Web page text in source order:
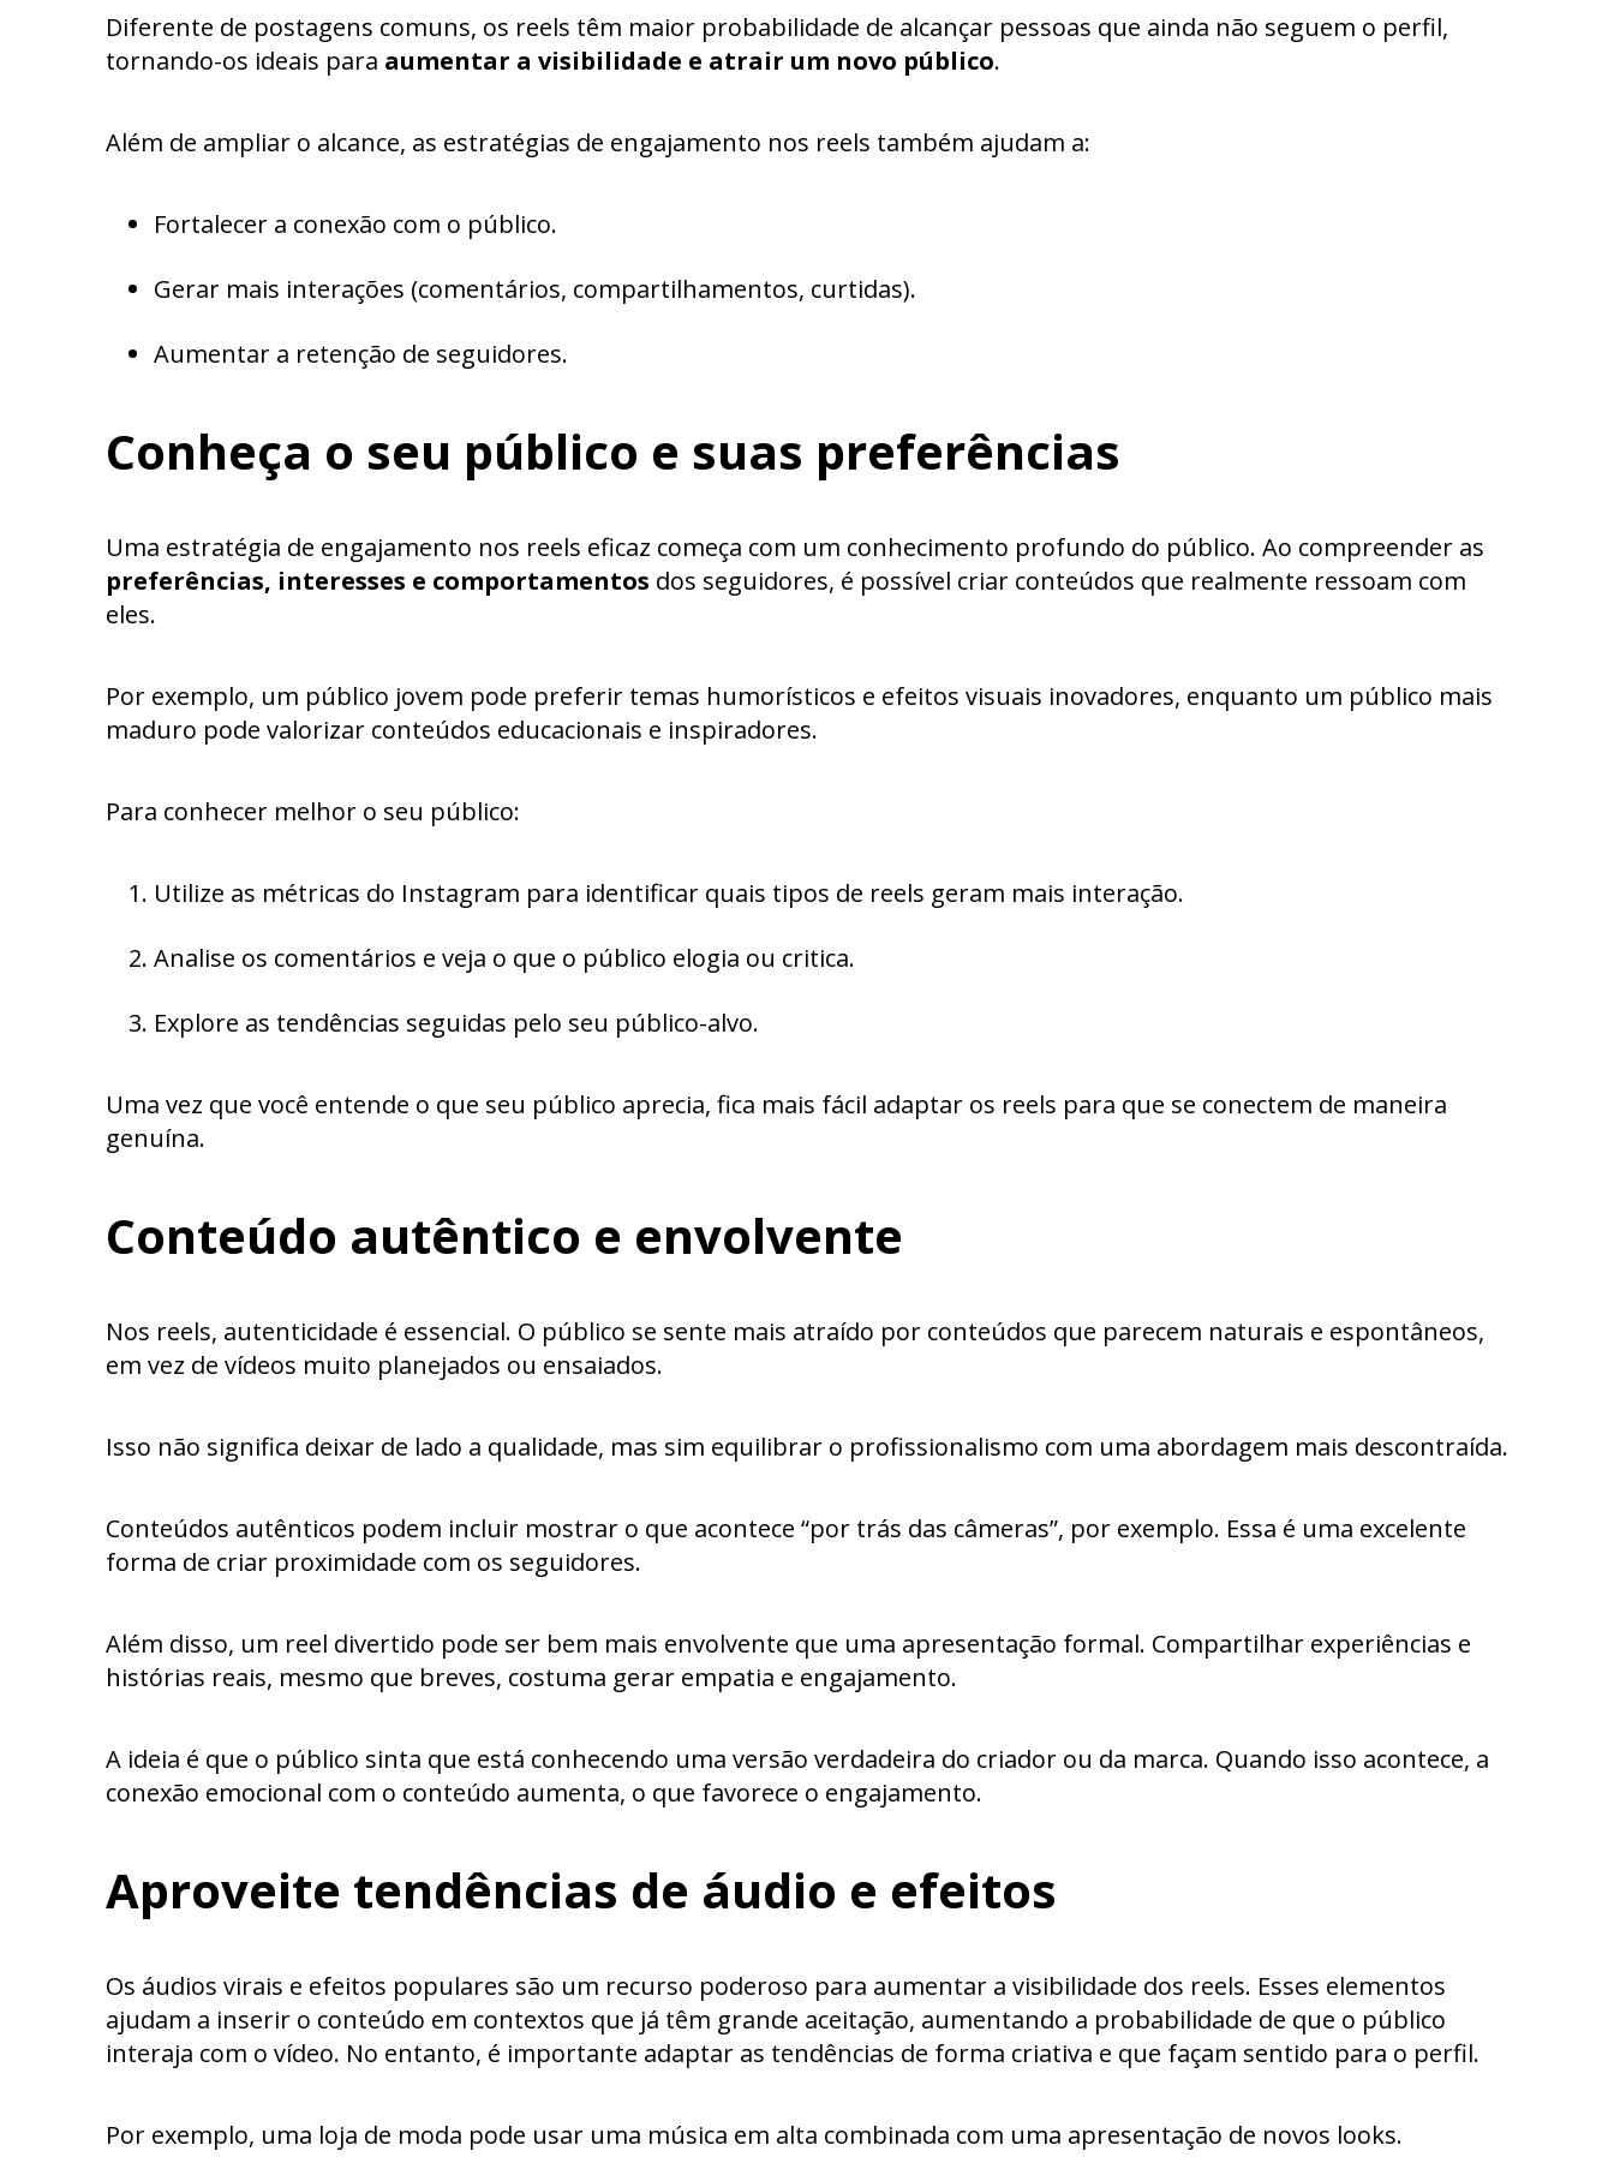
Diferente de postagens comuns, os reels têm maior probabilidade de alcançar pessoas que ainda não seguem o perfil,
tornando-os ideais para aumentar a visibilidade e atrair um novo público.
Além de ampliar o alcance, as estratégias de engajamento nos reels também ajudam a:
Fortalecer a conexão com o público.
Gerar mais interações (comentários, compartilhamentos, curtidas).
Aumentar a retenção de seguidores.
Conheça o seu público e suas preferências
Uma estratégia de engajamento nos reels eficaz começa com um conhecimento profundo do público. Ao compreender as
preferências, interesses e comportamentos dos seguidores, é possível criar conteúdos que realmente ressoam com
eles.
Por exemplo, um público jovem pode preferir temas humorísticos e efeitos visuais inovadores, enquanto um público mais
maduro pode valorizar conteúdos educacionais e inspiradores.
Para conhecer melhor o seu público:
Utilize as métricas do Instagram para identificar quais tipos de reels geram mais interação.
Analise os comentários e veja o que o público elogia ou critica.
Explore as tendências seguidas pelo seu público-alvo.
Uma vez que você entende o que seu público aprecia, fica mais fácil adaptar os reels para que se conectem de maneira
genuína.
Conteúdo autêntico e envolvente
Nos reels, autenticidade é essencial. O público se sente mais atraído por conteúdos que parecem naturais e espontâneos,
em vez de vídeos muito planejados ou ensaiados.
Isso não significa deixar de lado a qualidade, mas sim equilibrar o profissionalismo com uma abordagem mais descontraída.
Conteúdos autênticos podem incluir mostrar o que acontece “por trás das câmeras”, por exemplo. Essa é uma excelente
forma de criar proximidade com os seguidores.
Além disso, um reel divertido pode ser bem mais envolvente que uma apresentação formal. Compartilhar experiências e
histórias reais, mesmo que breves, costuma gerar empatia e engajamento.
A ideia é que o público sinta que está conhecendo uma versão verdadeira do criador ou da marca. Quando isso acontece, a
conexão emocional com o conteúdo aumenta, o que favorece o engajamento.
Aproveite tendências de áudio e efeitos
Os áudios virais e efeitos populares são um recurso poderoso para aumentar a visibilidade dos reels. Esses elementos
ajudam a inserir o conteúdo em contextos que já têm grande aceitação, aumentando a probabilidade de que o público
interaja com o vídeo. No entanto, é importante adaptar as tendências de forma criativa e que façam sentido para o perfil.
Por exemplo, uma loja de moda pode usar uma música em alta combinada com uma apresentação de novos looks.